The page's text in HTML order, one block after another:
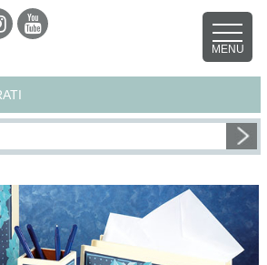
possibile questo sito utilizza i cookies.
nel sito autorizzi l’uso dei cookies. Per ulteriori
MENU